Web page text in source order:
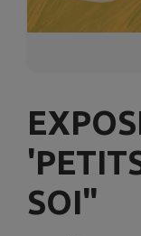
SOI"